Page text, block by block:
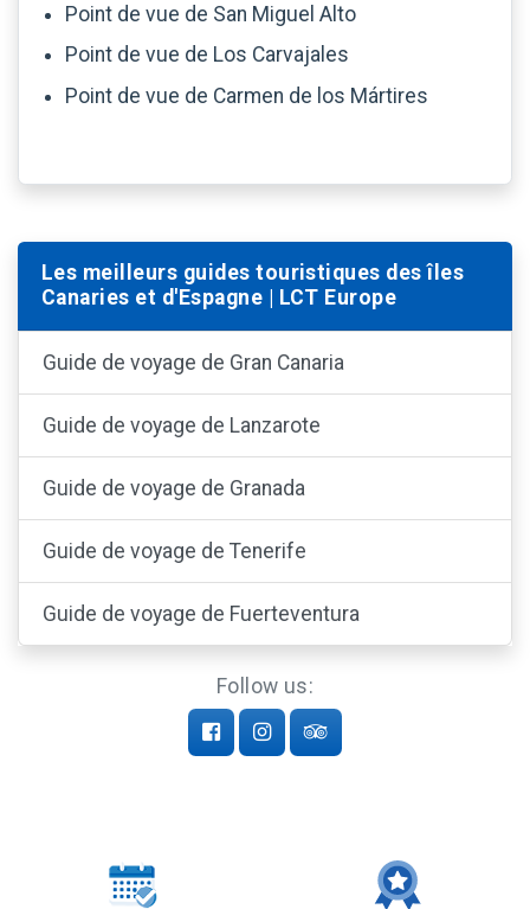
Point de vue de San Miguel Alto
Point de vue de Los Carvajales
Point de vue de Carmen de los Mártires
Les meilleurs guides touristiques des îles
Canaries et d'Espagne | LCT Europe
Guide de voyage de Gran Canaria
Guide de voyage de Lanzarote
Guide de voyage de Granada
Guide de voyage de Tenerife
Guide de voyage de Fuerteventura
Follow us: